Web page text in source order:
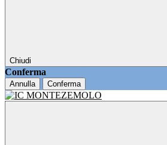
Chiudi
Conferma
Annulla Conferma